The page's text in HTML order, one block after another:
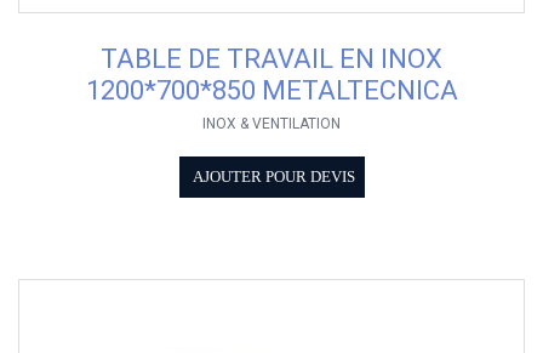
TABLE DE TRAVAIL EN INOX
1200*700*850 METALTECNICA
INOX & VENTILATION
AJOUTER POUR DEVIS